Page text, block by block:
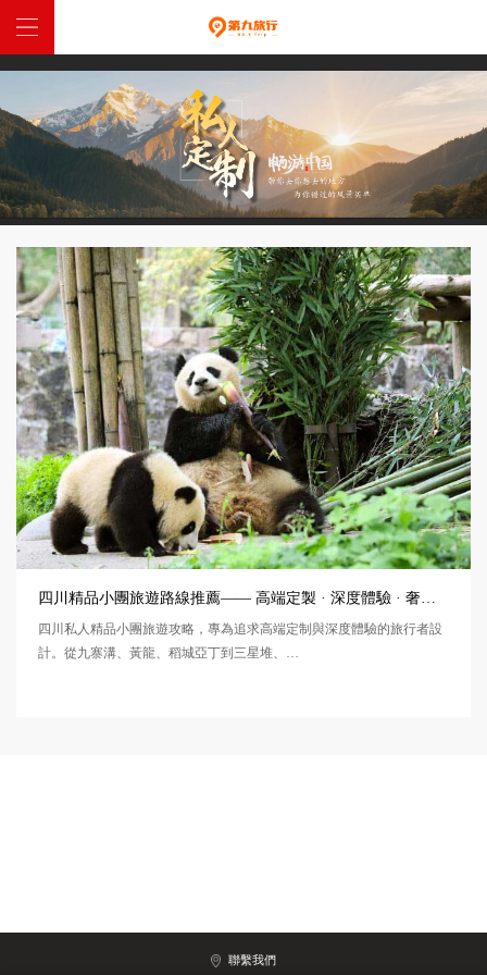
網站首頁
中國定制
全球定制
特惠跟團
西藏入藏函
關於我們
聯係我們
四川精品小團旅遊路線推薦—— 高端定製 · 深度體驗 · 奢華之旅
四川私人精品小團旅遊攻略，專為追求高端定制與深度體驗的旅行者設
計。從九寨溝、黃龍、稻城亞丁到三星堆、…
聯繫我們